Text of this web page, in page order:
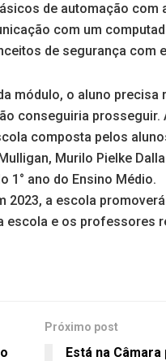
de automação com
com um
de segurança com
módulo, o aluno precisa
conseguiria
composta pelos
Murilo Pielke
1° ano do Ensino Médio.
2023, a escola
escola e os professores
Próximo post
Está na